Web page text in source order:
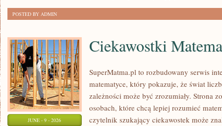
POSTED BY ADMIN
JUNE - 9 - 2026
Ciekawostki
SuperMatma.pl to rozbudowany serwis
matematyce, który pokazuje, że świat
zależności może być zrozumiały. Strona
osobach, które chcą lepiej rozumieć
czytelnik szukający ciekawostek może